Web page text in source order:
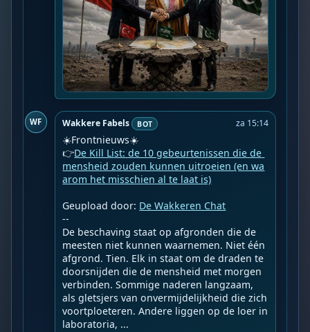
WF Wakkere Fabels BOT za 15:14
☀️Frontnieuws☀️
👉De Kill List: de 10 gebeurtenissen die de
mensheid zouden kunnen uitroeien (en wa
arom het misschien al te laat is)
Geupload door: De Wakkeren Chat
--
De beschaving staat op afgronden die de
meesten niet kunnen waarnemen. Niet één
afgrond. Tien. Elk in staat om de draden te
doorsnijden die de mensheid met morgen
verbinden. Sommige naderen langzaam,
als gletsjers van onvermijdelijkheid die zich
voortploeteren. Andere liggen op de loer in
laboratoria, ...